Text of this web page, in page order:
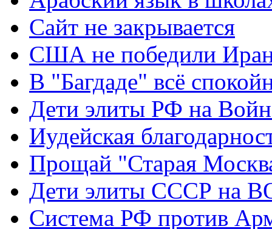
Сайт не закрывается
США не победили
В "Багдаде" всё
Дети элиты РФ на
Иудейская
Прощай "Старая
Дети элиты СССР на
Система РФ против